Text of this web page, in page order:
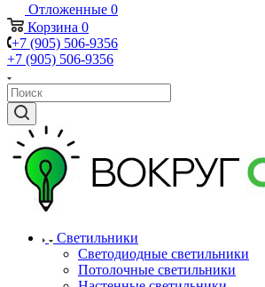
Отложенные 0
Корзина 0
+7 (905) 506-9356
+7 (905) 506-9356
Светильники
Светодиодные светильники
Потолочные светильники